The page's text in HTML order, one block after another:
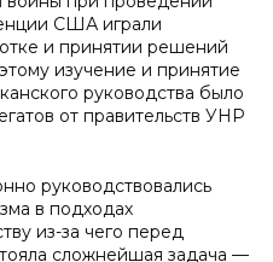
США играли
и принятии решений
изучение и принятие
руководства было
от правительств УНР
руководствовались
в подходах
из-за чего перед
сложнейшая задача —